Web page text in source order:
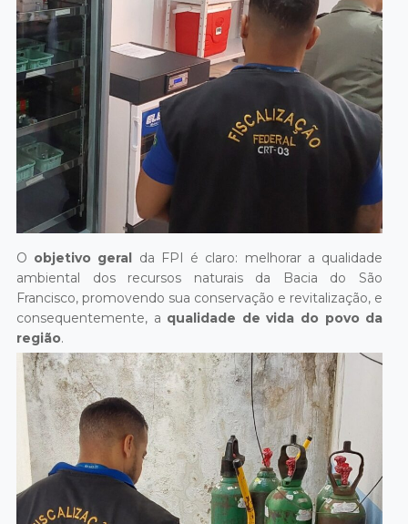
O objetivo geral
da FPI é claro: melhorar a qualidade
ambiental dos recursos naturais da Bacia do São
Francisco, promovendo sua conservação e revitalização, e
consequentemente, a qualidade de vida do povo da
região.